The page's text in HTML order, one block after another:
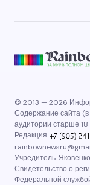
© 2013 — 2026
Содержание сайта
аудитории старше 18
Редакция:
Учредитель:
Свидетельство о
Федеральной